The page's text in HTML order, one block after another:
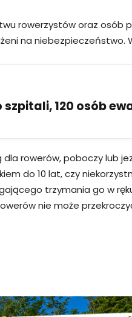
rowerzystów oraz osób
na niebezpieczeństwo.
120 osób
rowerów, poboczy lub
do 10 lat, czy
trzymania go w
nie może